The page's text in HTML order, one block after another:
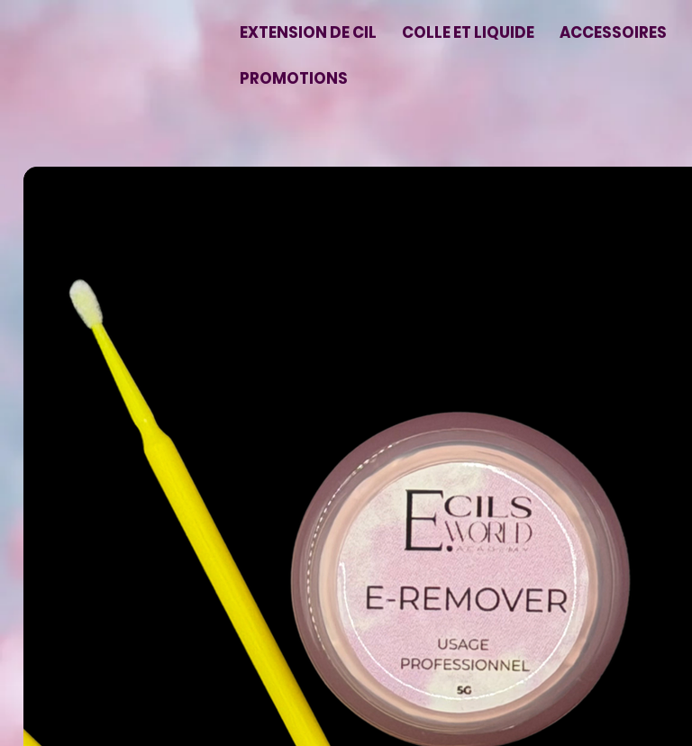
EXTENSION DE CIL COLLE ET LIQUIDE ACCESSOIRES
PROMOTIONS